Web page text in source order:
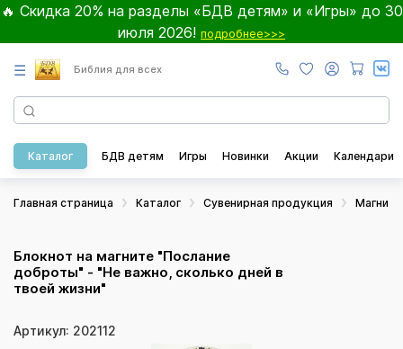
🔥 Скидка 20% на разделы «БДВ детям» и «Игры» до 30
июля 2026! подробнее>>>
☰ Библия для всех
Каталог БДВ детям Игры Новинки Акции Календари
Главная страница Каталог Сувенирная продукция Магниты
Блокнот на магните "Послание
доброты" - "Не важно, сколько дней в
твоей жизни"
Артикул: 202112